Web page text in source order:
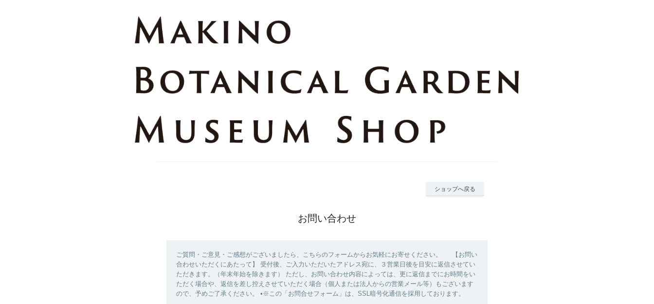
ショップへ戻る
お問い合わせ
ご質問・ご意見・ご感想がございましたら、こちらのフォームからお気軽にお寄せください。 【お問い
合わせいただくにあたって】 受付後、ご入力いただいたアドレス宛に、３営業日後を目安に返信させてい
ただきます。（年末年始を除きます） ただし、お問い合わせ内容によっては、更に返信までにお時間をい
ただく場合や、返信を差し控えさせていただく場合（個人または法人からの営業メール等）もございます
ので、予めご了承ください。 •※この「お問合せフォーム」は、SSL暗号化通信を採用しております。